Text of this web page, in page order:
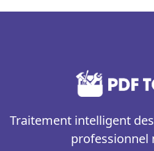
Traitement intelligent
professionnel